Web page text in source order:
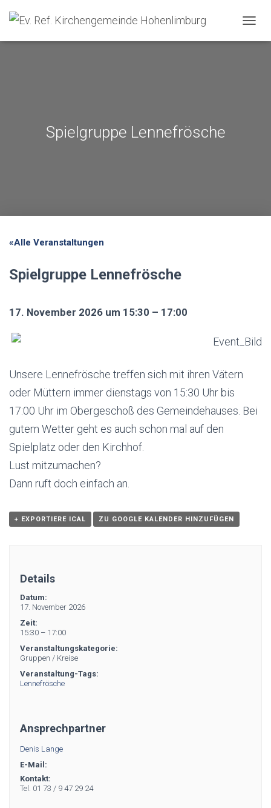
Spielgruppe Lennefrösche
«Alle Veranstaltungen
Spielgruppe Lennefrösche
17. November 2026 um 15:30 – 17:00
Unsere Lennefrösche treffen sich mit ihren Vätern
oder Müttern immer dienstags von 15:30 Uhr bis
17:00 Uhr im Obergeschoß des Gemeindehauses. Bei
gutem Wetter geht es auch schon mal auf den
Spielplatz oder den Kirchhof.
Lust mitzumachen?
Dann ruft doch einfach an.
+ EXPORTIERE ICAL ZU GOOGLE KALENDER HINZUFÜGEN
Details
Datum:
17. November 2026
Zeit:
15:30 – 17:00
Veranstaltungskategorie:
Gruppen / Kreise
Veranstaltung-Tags:
Lennefrösche
Ansprechpartner
Denis Lange
E-Mail:
Kontakt:
Tel. 01 73 / 9 47 29 24